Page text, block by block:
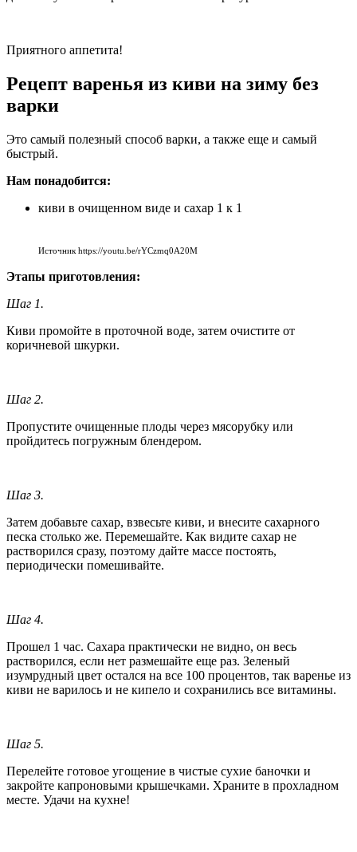
Приятного аппетита!
Рецепт варенья из киви на зиму без
варки
Это самый полезный способ варки, а также еще и самый
быстрый.
Нам понадобится:
киви в очищенном виде и сахар 1 к 1
Источник https://youtu.be/rYCzmq0A20M
Этапы приготовления:
Шаг 1.
Киви промойте в проточной воде, затем очистите от
коричневой шкурки.
Шаг 2.
Пропустите очищенные плоды через мясорубку или
пройдитесь погружным блендером.
Шаг 3.
Затем добавьте сахар, взвесьте киви, и внесите сахарного
песка столько же. Перемешайте. Как видите сахар не
растворился сразу, поэтому дайте массе постоять,
периодически помешивайте.
Шаг 4.
Прошел 1 час. Сахара практически не видно, он весь
растворился, если нет размешайте еще раз. Зеленый
изумрудный цвет остался на все 100 процентов, так варенье из
киви не варилось и не кипело и сохранились все витамины.
Шаг 5.
Перелейте готовое угощение в чистые сухие баночки и
закройте капроновыми крышечками. Храните в прохладном
месте. Удачи на кухне!